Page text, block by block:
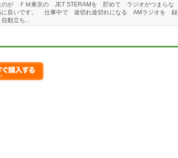
のが ＦＭ東京の JET STERAMを 貯めて ラジオがつまらな
良いです。 仕事中で 途切れ途切れになる AMラジオを 録
動立ち...